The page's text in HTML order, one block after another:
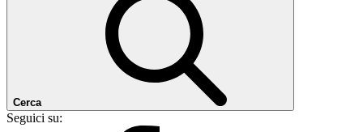
Cerca
Seguici su: